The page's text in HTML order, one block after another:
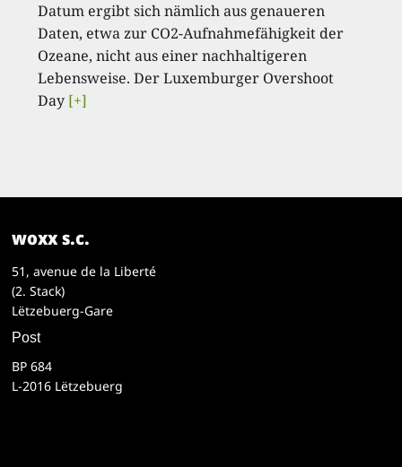
Datum ergibt sich nämlich aus genaueren
Daten, etwa zur CO2-Aufnahmefähigkeit der
Ozeane, nicht aus einer nachhaltigeren
Lebensweise. Der Luxemburger Overshoot
Day [+]
woxx s.c.
51, avenue de la Liberté
(2. Stack)
Lëtzebuerg-Gare
Post
BP 684
L-2016 Lëtzebuerg